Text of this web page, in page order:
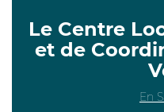
Le Centre
et de
En